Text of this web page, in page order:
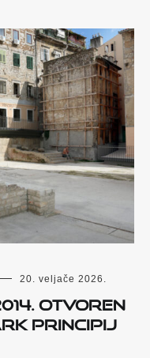
20. veljače 2026.
otvoren
Principij